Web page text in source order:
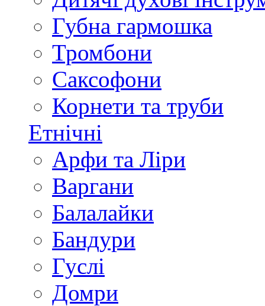
Губна гармошка
Тромбони
Саксофони
Корнети та труби
Етнічні
Арфи та Ліри
Варгани
Балалайки
Бандури
Гуслі
Домри